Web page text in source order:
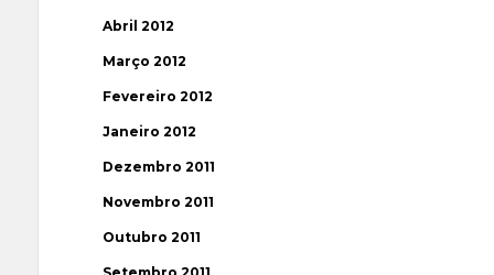
Abril 2012
Março 2012
Fevereiro 2012
Janeiro 2012
Dezembro 2011
Novembro 2011
Outubro 2011